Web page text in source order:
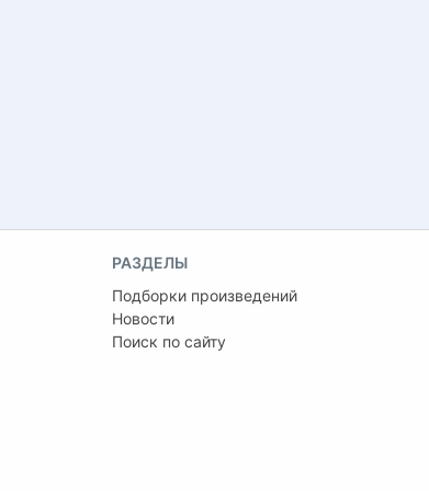
РАЗДЕЛЫ
Подборки произведений
Новости
Поиск по сайту